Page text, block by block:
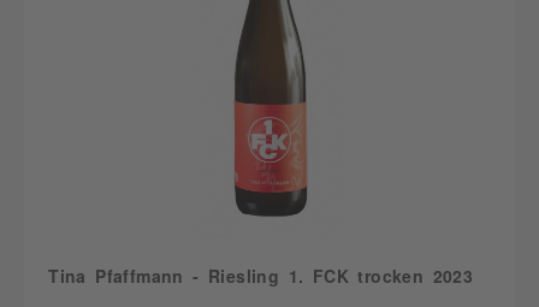
Tina Pfaffmann - Riesling 1. FCK trocken 2023